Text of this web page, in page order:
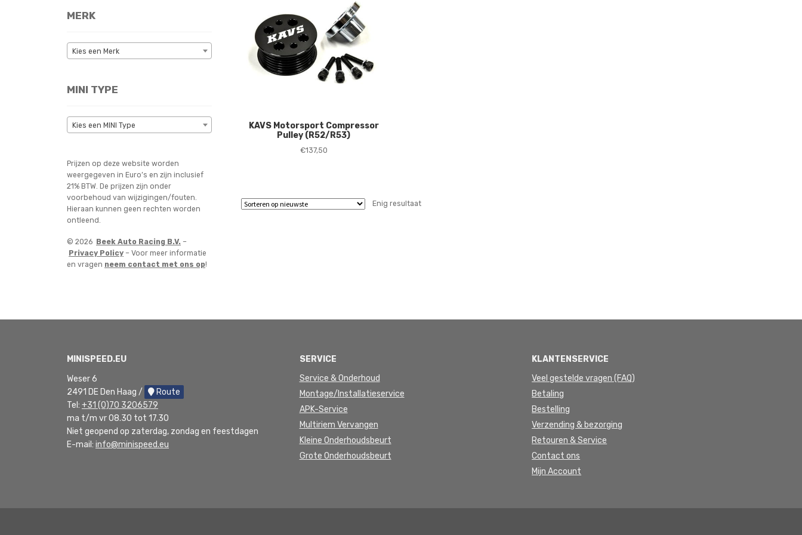
KAVS Motorsport Compressor
Pulley (R52/R53)
€137,50
Enig resultaat
MERK
Kies een Merk
MINI TYPE
Kies een MINI Type
Prijzen op deze website worden
weergegeven in Euro’s en zijn inclusief
21% BTW. De prijzen zijn onder
voorbehoud van wijzigingen/fouten.
Hieraan kunnen geen rechten worden
ontleend.
© 2026 Beek Auto Racing B.V. –
Privacy Policy – Voor meer informatie
en vragen neem contact met ons op!
MINISPEED.EU
Weser 6
2491 DE Den Haag /
Route
Tel: +31 (0)70 3206579
ma t/m vr 08.30 tot 17.30
Niet geopend op zaterdag, zondag en feestdagen
E-mail: info@minispeed.eu
SERVICE
Service & Onderhoud
Montage/Installatieservice
APK-Service
Multiriem Vervangen
Kleine Onderhoudsbeurt
Grote Onderhoudsbeurt
KLANTENSERVICE
Veel gestelde vragen (FAQ)
Betaling
Bestelling
Verzending & bezorging
Retouren & Service
Contact ons
Mijn Account